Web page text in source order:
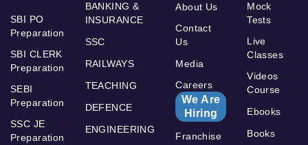
SBI PO
Preparation
SBI CLERK
Preparation
SEBI
Preparation
SSC JE
Preparation
BANKING &
INSURANCE
SSC
RAILWAYS
TEACHING
DEFENCE
ENGINEERING
About Us
Contact
Us
Media
Careers
We Are
Hiring
Franchise
Mock
Tests
Live
Classes
Videos
Course
Ebooks
Books